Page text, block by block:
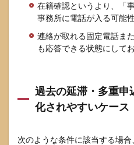
在籍確認というより、「
事務所に電話が入る可能
連絡が取れる固定電話ま
も応答できる状態にして
過去の延滞・多重申
化されやすいケース
次のような条件に該当する場